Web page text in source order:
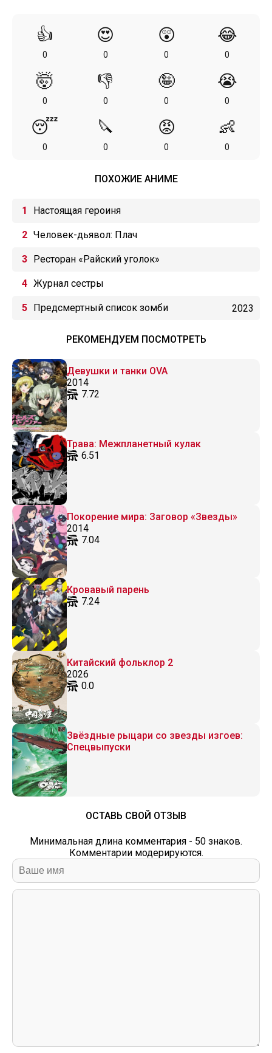
👍
0
😍
0
😲
0
😂
0
🤯
0
👎
0
🤪
0
😭
0
😴
0
🔪
0
😡
0
👶
0
ПОХОЖИЕ АНИМЕ
Настоящая героиня
Человек-дьявол: Плач
Ресторан «Райский уголок»
Журнал сестры
Предсмертный список зомби 2023
РЕКОМЕНДУЕМ ПОСМОТРЕТЬ
Девушки и танки OVA
2014
7.72
Трава: Межпланетный кулак
6.51
Покорение мира: Заговор «Звезды»
2014
7.04
Кровавый парень
7.24
Китайский фольклор 2
2026
0.0
Звёздные рыцари со звезды изгоев:
Спецвыпуски
ОСТАВЬ СВОЙ ОТЗЫВ
Минимальная длина комментария - 50 знаков.
Комментарии модерируются.